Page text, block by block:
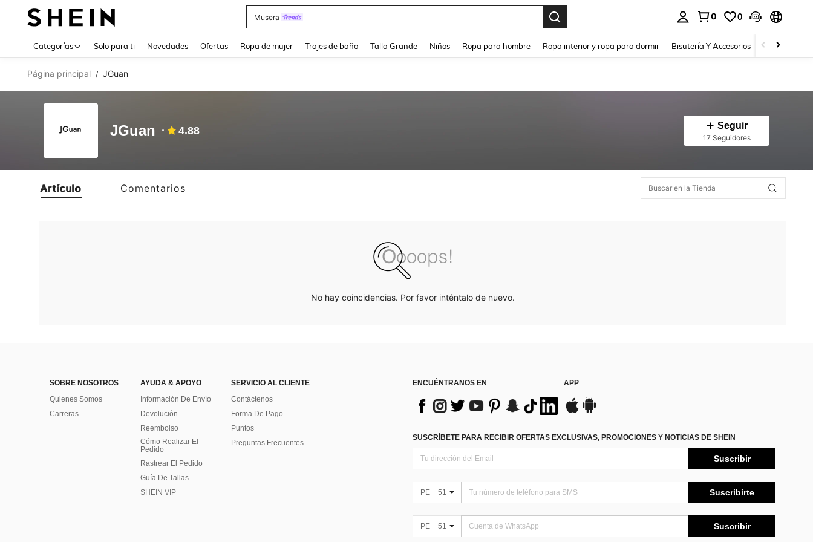
Musera
0 0
Categorías Solo para ti Novedades Ofertas Ropa de mujer Trajes de baño Talla Grande Niños Ropa para hombre Ropa interior y ropa para dormir Bisutería Y Accesorios Zapatos
Página principal / JGuan
JGuan 4.88 Seguir
17 Seguidores
Artículo Comentarios
No hay coincidencias. Por favor inténtalo de nuevo.
SOBRE NOSOTROS
Quienes Somos
Carreras
AYUDA & APOYO
Información De Envío
Devolución
Reembolso
Cómo Realizar El
Pedido
Rastrear El Pedido
Guía De Tallas
SHEIN VIP
SERVICIO AL CLIENTE
Contáctenos
Forma De Pago
Puntos
Preguntas Frecuentes
ENCUÉNTRANOS EN APP
SUSCRÍBETE PARA RECIBIR OFERTAS EXCLUSIVAS, PROMOCIONES Y NOTICIAS DE SHEIN
Suscribir
PE + 51 Suscribirte
PE + 51 Suscribir